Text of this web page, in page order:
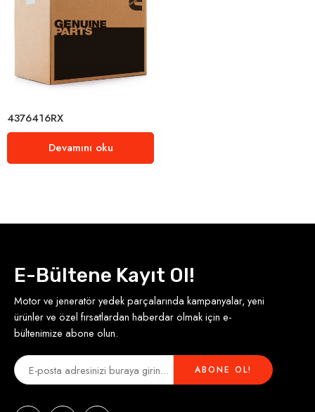
4376416RX
Devamını oku
E-Bültene Kayıt Ol!
Motor ve jeneratör yedek parçalarında kampanyalar, yeni
ürünler ve özel fırsatlardan haberdar olmak için e-
bültenimize abone olun.